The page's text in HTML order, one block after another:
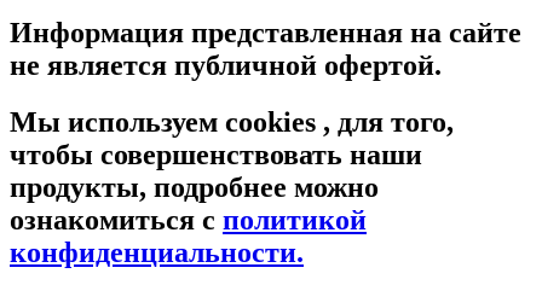
Информация представленная на сайте
не является публичной офертой.
Мы используем cookies , для того,
чтобы совершенствовать наши
продукты, подробнее можно
ознакомиться c политикой
конфиденциальности.